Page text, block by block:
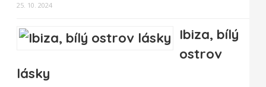
25. 10. 2024
Ibiza, bílý
ostrov
lásky